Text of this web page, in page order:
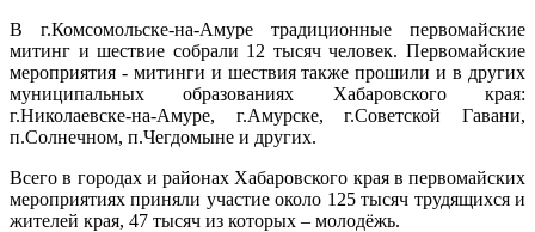
В г.Комсомольске-на-Амуре традиционные первомайские
митинг и шествие собрали 12 тысяч человек. Первомайские
мероприятия - митинги и шествия также прошили и в других
муниципальных образованиях Хабаровского края:
г.Николаевске-на-Амуре, г.Амурске, г.Советской Гавани,
п.Солнечном, п.Чегдомыне и других.
Всего в городах и районах Хабаровского края в первомайских
мероприятиях приняли участие около 125 тысяч трудящихся и
жителей края, 47 тысяч из которых – молодёжь.